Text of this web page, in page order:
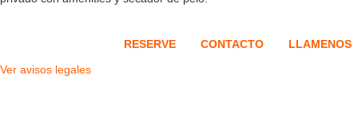
RESERVE CONTACTO
LLAMENOS
Ver avisos legales